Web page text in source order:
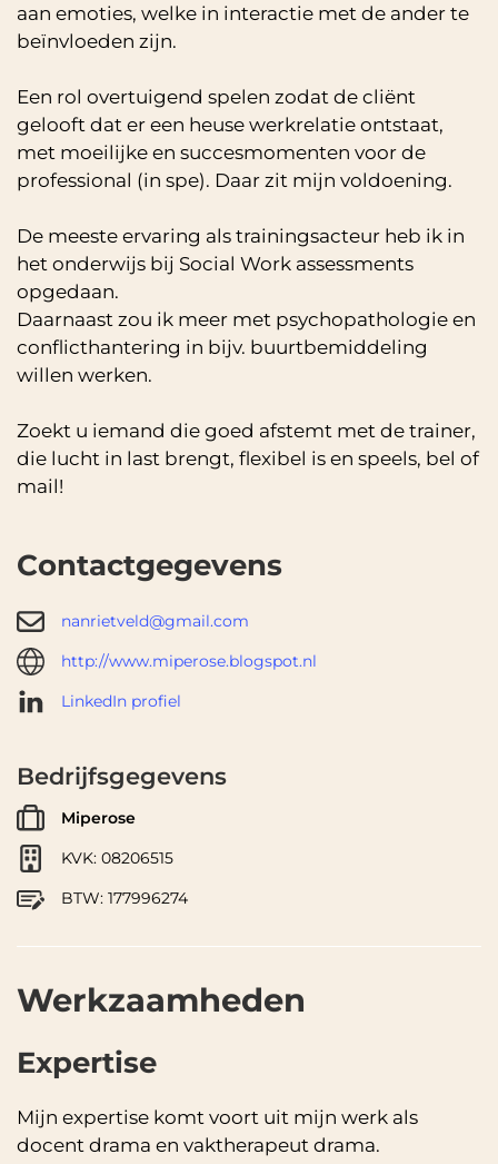
aan emoties, welke in interactie met de ander te
beïnvloeden zijn.
Een rol overtuigend spelen zodat de cliënt
gelooft dat er een heuse werkrelatie ontstaat,
met moeilijke en succesmomenten voor de
professional (in spe). Daar zit mijn voldoening.
De meeste ervaring als trainingsacteur heb ik in
het onderwijs bij Social Work assessments
opgedaan.
Daarnaast zou ik meer met psychopathologie en
conflicthantering in bijv. buurtbemiddeling
willen werken.
Zoekt u iemand die goed afstemt met de trainer,
die lucht in last brengt, flexibel is en speels, bel of
mail!
Contactgegevens
nanrietveld@gmail.com
http://www.miperose.blogspot.nl
LinkedIn profiel
Bedrijfsgegevens
Miperose
KVK: 08206515
BTW: 177996274
Werkzaamheden
Expertise
Mijn expertise komt voort uit mijn werk als
docent drama en vaktherapeut drama.